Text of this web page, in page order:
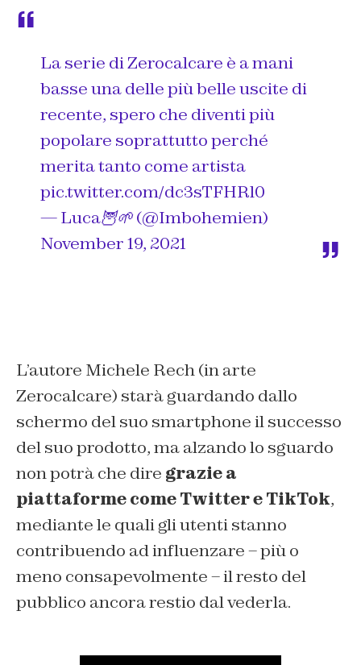
La serie di Zerocalcare è a mani
basse una delle più belle uscite di
recente, spero che diventi più
popolare soprattutto perché
merita tanto come artista
pic.twitter.com/dc3sTFHRl0
— Luca🦉🌱 (@Imbohemien)
November 19, 2021
L’autore Michele Rech (in arte
Zerocalcare) starà guardando dallo
schermo del suo smartphone il successo
del suo prodotto, ma alzando lo sguardo
non potrà che dire grazie a
piattaforme come Twitter e TikTok,
mediante le quali gli utenti stanno
contribuendo ad influenzare – più o
meno consapevolmente – il resto del
pubblico ancora restio dal vederla.